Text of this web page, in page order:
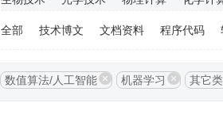
全部 技术博文 文档资料 程序代码
数值算法/人工智能 机器学习 其它